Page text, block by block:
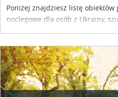
Poniżej znajdziesz listę
noclegowe dla osób z Ukrainy,